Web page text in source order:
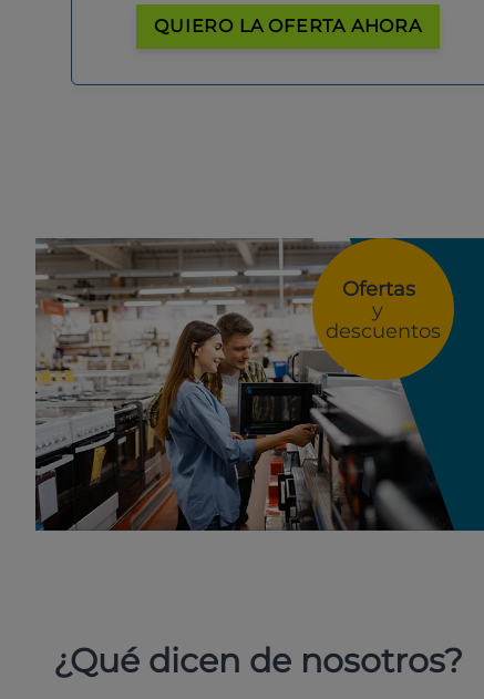
QUIERO LA OFERTA AHORA
Ofertas
y
descuentos
¿Qué dicen de nosotros?